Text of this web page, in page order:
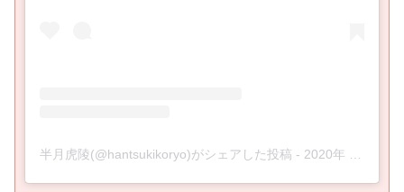
半月虎陵(@hantsukikoryo)がシェアした投稿 - 2020年 6月月14日午前5時53分PDT